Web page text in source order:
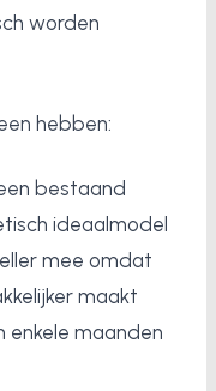
worden
hebben:
bestaand
ideaalmodel
mee omdat
maakt
enkele maanden